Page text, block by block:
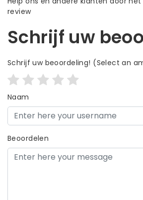
review
Schrijf uw
Schrijf uw beoordeling! (Select an
Naam
Beoordelen